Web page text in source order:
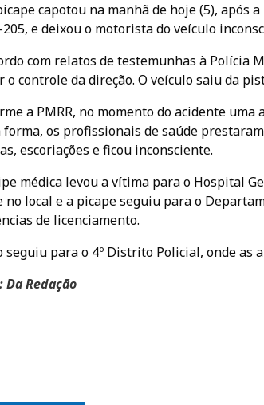
capotou na manhã de hoje (5), após
205, e deixou o motorista do veículo
com relatos de testemunhas à Polícia
o controle da direção. O veículo saiu da
a PMRR, no momento do acidente
forma, os profissionais de saúde
escoriações e ficou inconsciente.
médica levou a vítima para o Hospital
no local e a picape seguiu para o
de licenciamento.
seguiu para o 4º Distrito Policial, onde as
Da Redação